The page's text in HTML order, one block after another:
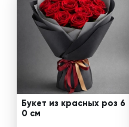
Букет из красных роз 6
0 см